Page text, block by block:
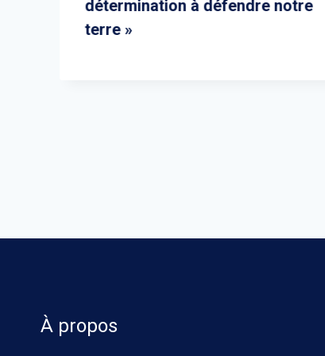
détermination à défendre notre
terre »
À propos